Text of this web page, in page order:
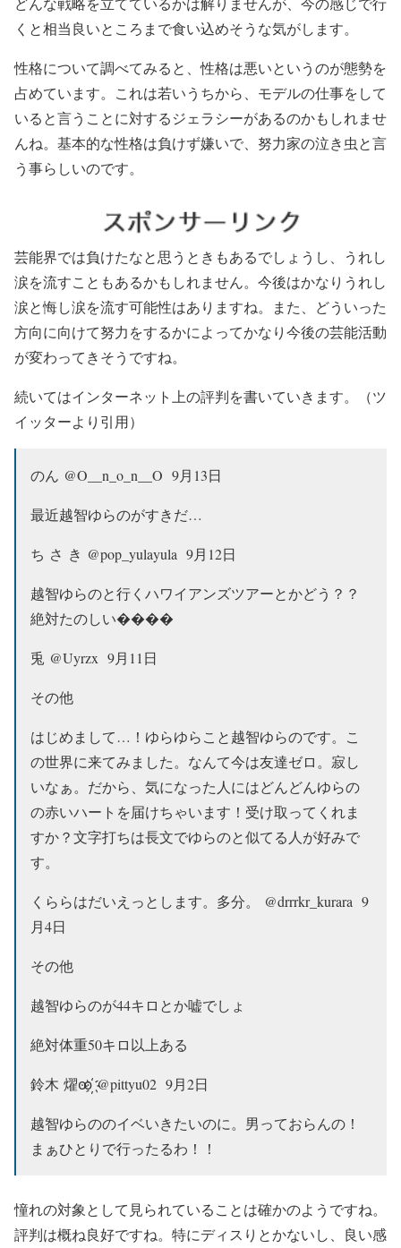
くと相当良いところまで食い込めそうな気がします。
性格について調べてみると、性格は悪いというのが態勢を
占めています。これは若いうちから、モデルの仕事をして
いると言うことに対するジェラシーがあるのかもしれませ
んね。基本的な性格は負けず嫌いで、努力家の泣き虫と言
う事らしいのです。
芸能界では負けたなと思うときもあるでしょうし、うれし
涙を流すこともあるかもしれません。今後はかなりうれし
涙と悔し涙を流す可能性はありますね。また、どういった
方向に向けて努力をするかによってかなり今後の芸能活動
が変わってきそうですね。
続いてはインターネット上の評判を書いていきます。（ツ
イッターより引用）
のん‏ @O__n_o_n__O 9月13日
最近越智ゆらのがすきだ…
ち さ き‏ @pop_yulayula 9月12日
越智ゆらのと行くハワイアンズツアーとかどう？？
絶対たのしい����
兎‏ @Uyrzx 9月11日
その他
はじめまして…！ゆらゆらこと越智ゆらのです。こ
の世界に来てみました。なんて今は友達ゼロ。寂し
いなぁ。だから、気になった人にはどんどんゆらの
の赤いハートを届けちゃいます！受け取ってくれま
すか？文字打ちは長文でゆらのと似てる人が好みで
す。
くららはだいえっとします。多分。‏ @drrrkr_kurara 9
月4日
その他
越智ゆらのが44キロとか嘘でしょ
絶対体重50キロ以上ある
鈴木 燿ꙭ҉‏ @pittyu02 9月2日
越智ゆらののイベいきたいのに。男っておらんの！
まぁひとりで行ったるわ！！
憧れの対象として見られていることは確かのようですね。
評判は概ね良好ですね。特にディスりとかないし、良い感